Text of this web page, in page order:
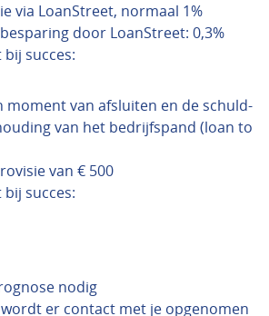
via LoanStreet, normaal 1%
door LoanStreet: 0,3%
succes:
moment van afsluiten en de schuld-
van het bedrijfspand (loan to
van € 500
succes:
nodig
er contact met je opgenomen